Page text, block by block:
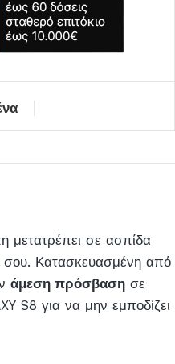
μετατρέπει σε ασπίδα
Κατασκευασμένη από
άμεση πρόσβαση σε
S8 για να μην εμποδίζει